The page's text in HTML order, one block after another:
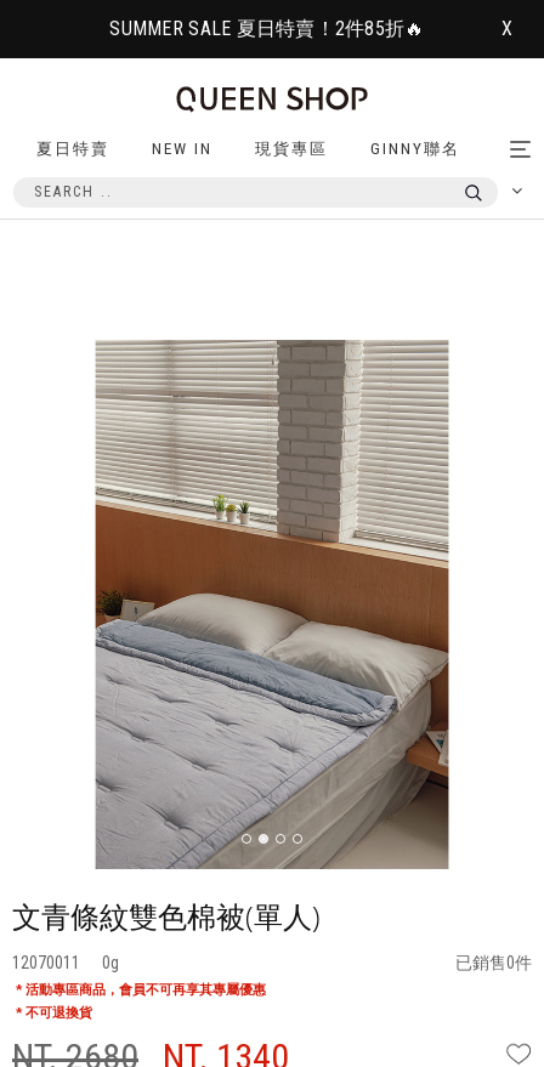
SUMMER SALE 夏日特賣！2件85折🔥 X
夏日特賣 NEW IN 現貨專區 GINNY聯名
文青條紋雙色棉被(單人)
12070011 0 已銷售0件
* 活動專區商品，會員不可再享其專屬優惠
* 不可退換貨
NT. 2680 NT. 1340